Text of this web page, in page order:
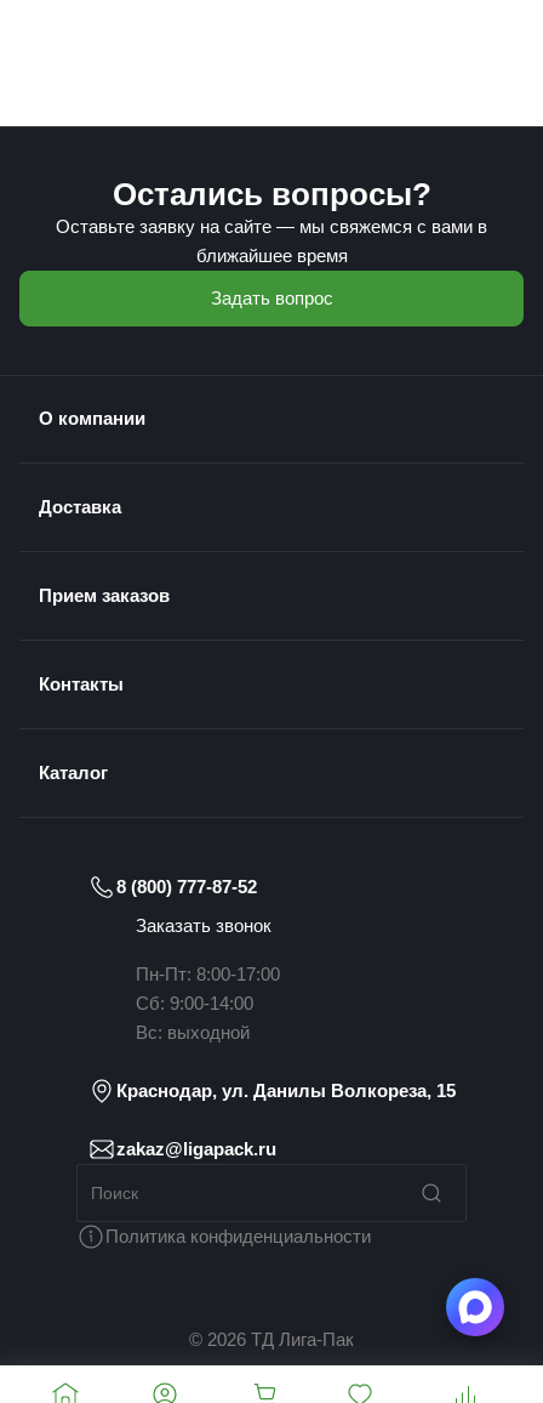
Остались вопросы?
Оставьте заявку на сайте — мы свяжемся с вами в
ближайшее время
Задать вопрос
О компании
Доставка
Прием заказов
Контакты
Каталог
8 (800) 777-87-52
Заказать звонок
Пн-Пт: 8:00-17:00
Сб: 9:00-14:00
Вс: выходной
Краснодар, ул. Данилы Волкореза, 15
zakaz@ligapack.ru
Политика конфиденциальности
© 2026 ТД Лига-Пак